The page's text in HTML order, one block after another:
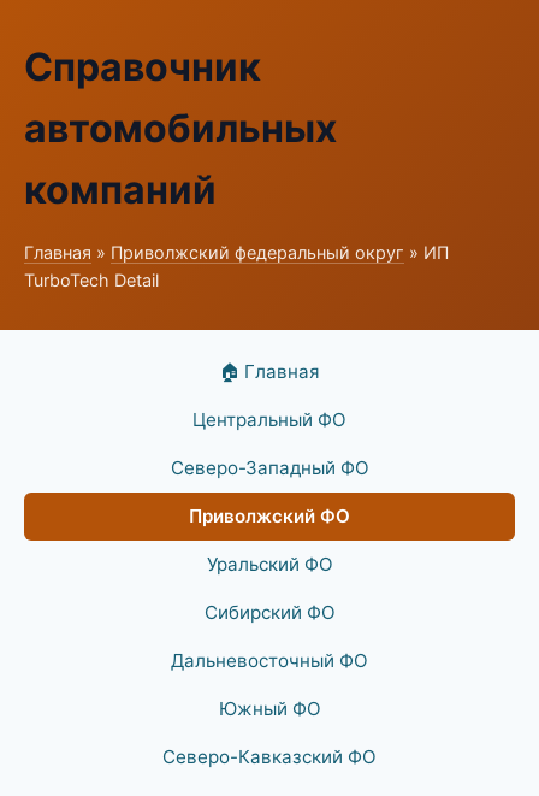
Справочник
автомобильных
компаний
Главная » Приволжский федеральный округ » ИП
TurboTech Detail
🏠 Главная
Центральный ФО
Северо-Западный ФО
Приволжский ФО
Уральский ФО
Сибирский ФО
Дальневосточный ФО
Южный ФО
Северо-Кавказский ФО